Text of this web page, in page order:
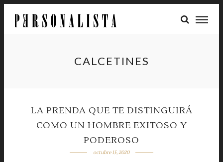
CALCETINES
LA PRENDA QUE TE DISTINGUIRÁ
COMO UN HOMBRE EXITOSO Y
PODEROSO
octubre 15, 2020